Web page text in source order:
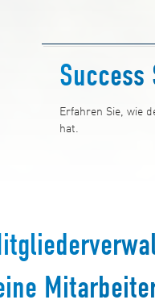
Success
Erfahren Sie, wie
hat.